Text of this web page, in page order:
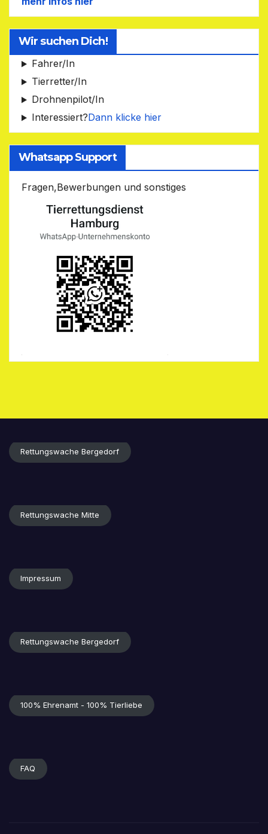
Wir suchen Dich!
Fahrer/In
Tierretter/In
Drohnenpilot/In
Interessiert?Dann klicke hier
Whatsapp Support
Fragen,Bewerbungen und sonstiges
Rettungswache Bergedorf
Rettungswache Mitte
Impressum
Rettungswache Bergedorf
100% Ehrenamt - 100% Tierliebe
FAQ